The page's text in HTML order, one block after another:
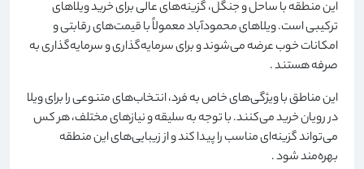
این منطقه با ساحل و جنگل، گزینه‌های عالی برای خرید ویلاهای
ترکیبی است. ویلاهای محمودآباد معمولاً با قیمت‌های رقابتی و
امکانات خوب عرضه می‌شوند و برای سرمایه‌گذاری و سرمایه‌گذاری به
صرفه هستند.
این مناطق با ویژگی‌های خاص به فرد، انتخاب‌های متنوعی را برای ویلا
در رویان خرید می‌کنند. با توجه به سلیقه و نیازهای مختلف، هر کس
می‌تواند گزینه‌ای مناسب را پیدا کند و از زیبایی‌های این منطقه
بهره‌مند شود.